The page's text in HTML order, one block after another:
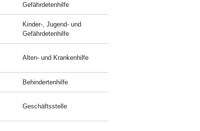
Gefährdetenhilfe
Kinder-, Jugend- und
Gefährdetenhilfe
Alten- und Krankenhilfe
Behindertenhilfe
Geschäftsstelle